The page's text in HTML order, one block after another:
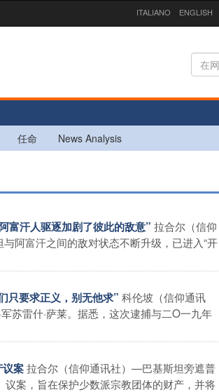
ITALIANO ENGLISH
任命 News Analysis
富汗人驱逐加剧了彼此的敌意” 拉合尔（信仰
阿富汗之间的敌对状态不断升级，已进入“开
只要求正义，别无他求” 科伦坡（信仰通讯
苏雷什·萨莱。据悉，这次逮捕与二O一九年
案拉合尔（信仰通讯社）—巴基斯坦旁遮普
案，旨在保护少数派宗教团体的财产，并将